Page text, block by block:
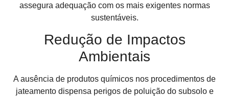
assegura adequação com os mais exigentes normas
sustentáveis.
Redução de Impactos
Ambientais
A ausência de produtos químicos nos procedimentos de
jateamento dispensa perigos de poluição do subsolo e